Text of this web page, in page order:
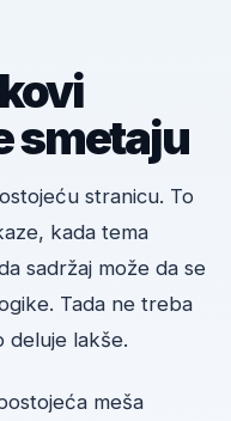
smetaju
stranicu. To
kada tema
sadržaj može da se
Tada ne treba
deluje lakše.
meša